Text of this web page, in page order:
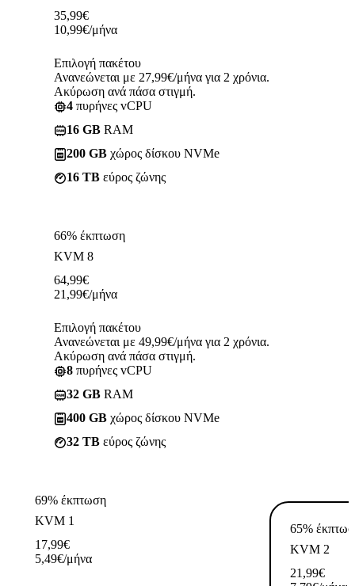
35,99€
10,99€/μήνα
Επιλογή πακέτου
Ανανεώνεται με 27,99€/μήνα για 2 χρόνια.
Ακύρωση ανά πάσα στιγμή.
4 πυρήνες vCPU
16 GB RAM
200 GB χώρος δίσκου NVMe
16 TB εύρος ζώνης
66% έκπτωση
KVM 8
64,99€
21,99€/μήνα
Επιλογή πακέτου
Ανανεώνεται με 49,99€/μήνα για 2 χρόνια.
Ακύρωση ανά πάσα στιγμή.
8 πυρήνες vCPU
32 GB RAM
400 GB χώρος δίσκου NVMe
32 TB εύρος ζώνης
69% έκπτωση
KVM 1
17,99€
5,49€/μήνα
65%
KVM 2
21,99€